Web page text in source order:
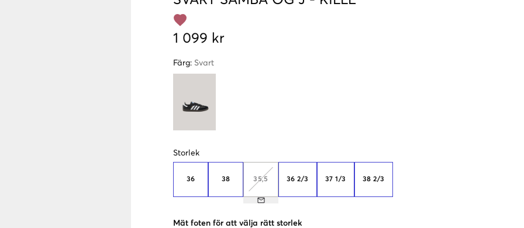
1 099 kr
Färg: Svart
Storlek
36 38 35,5 36 2/3 37 1/3 38 2/3
Mät foten för att välja rätt storlek